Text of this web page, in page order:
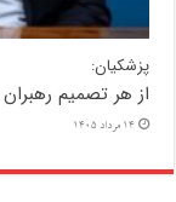
پزشکیان:
از هر تصمیم
14 مرداد 1405